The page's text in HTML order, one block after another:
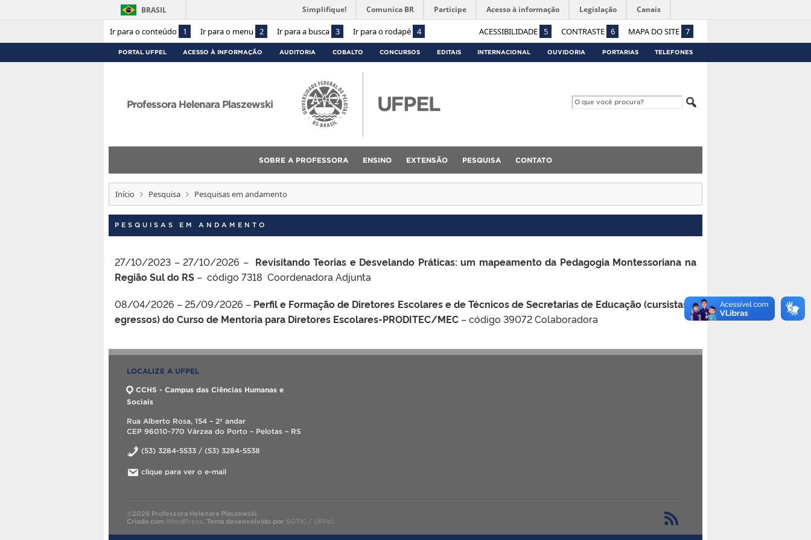
Ir para o conteúdo 1 Ir para o menu 2 Ir para a busca 3 Ir para o rodapé 4 ACESSIBILIDADE 5 CONTRASTE 6 MAPA DO SITE 7
BRASIL Simplifique! Comunica BR Participe Acesso à informação Legislação Canais
PORTAL UFPEL ACESSO À INFORMAÇÃO AUDITORIA COBALTO CONCURSOS EDITAIS INTERNACIONAL OUVIDORIA PORTARIAS TELEFONES
Professora Helenara Plaszewski
SOBRE A PROFESSORA ENSINO EXTENSÃO PESQUISA CONTATO
Início Pesquisa Pesquisas em andamento
PESQUISAS EM ANDAMENTO
27/10/2023 – 27/10/2026 – Revisitando Teorias e Desvelando Práticas: um mapeamento da Pedagogia Montessoriana na
Região Sul do RS – código 7318 Coordenadora Adjunta
08/04/2026 – 25/09/2026 – Perfil e Formação de Diretores Escolares e de Técnicos de Secretarias de Educação (cursistas e
egressos) do Curso de Mentoria para Diretores Escolares-PRODITEC/MEC – código 39072 Colaboradora
LOCALIZE A UFPEL
CCHS - Campus das Ciências Humanas e
Sociais
Rua Alberto Rosa, 154 – 2º andar
CEP 96010-770 Várzea do Porto – Pelotas – RS
(53) 3284-5533 / (53) 3284-5538
clique para ver o e-mail
©2026 Professora Helenara Plaszewski.
Criado com WordPress. Tema desenvolvido por SGTIC / UFPel.